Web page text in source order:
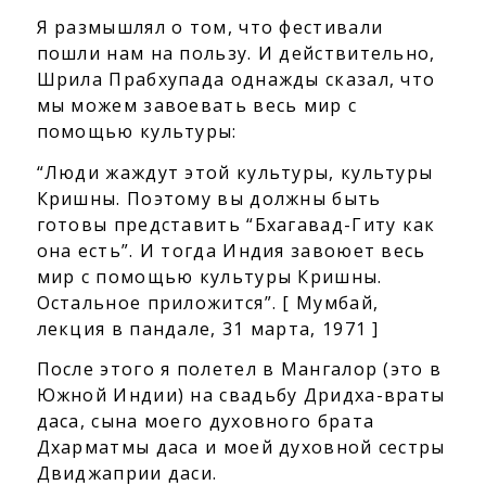
Я размышлял о том, что фестивали
пошли нам на пользу. И действительно,
Шрила Прабхупада однажды сказал, что
мы можем завоевать весь мир с
помощью культуры:
“Люди жаждут этой культуры, культуры
Кришны. Поэтому вы должны быть
готовы представить “Бхагавад-Гиту как
она есть”. И тогда Индия завоюет весь
мир с помощью культуры Кришны.
Остальное приложится”. [ Мумбай,
лекция в пандале, 31 марта, 1971 ]
После этого я полетел в Мангалор (это в
Южной Индии) на свадьбу Дридха-враты
даса, сына моего духовного брата
Дхарматмы даса и моей духовной сестры
Двиджаприи даси.